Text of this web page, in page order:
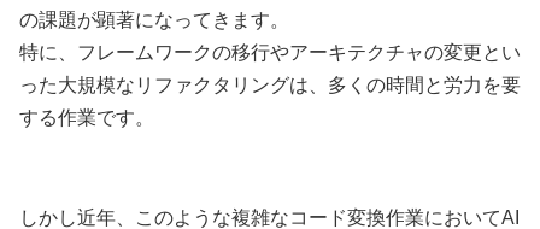
の課題が顕著になってきます。
特に、フレームワークの移行やアーキテクチャの変更とい
った大規模なリファクタリングは、多くの時間と労力を要
する作業です。
しかし近年、このような複雑なコード変換作業においてAI